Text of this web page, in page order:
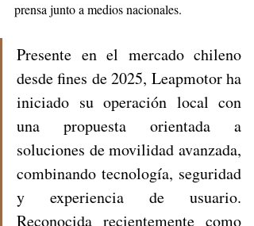
prensa junto a medios nacionales.
Presente en el mercado chileno
desde fines de 2025, Leapmotor ha
iniciado su operación local con
una propuesta orientada a
soluciones de movilidad avanzada,
combinando tecnología, seguridad
y experiencia de usuario.
Reconocida recientemente como